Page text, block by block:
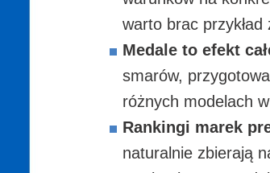
warto brac
Medale to efekt
smarów,
różnych modelach
Rankingi marek
naturalnie zbierają